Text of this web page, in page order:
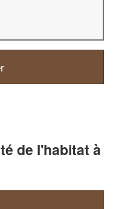
de l'habitat à